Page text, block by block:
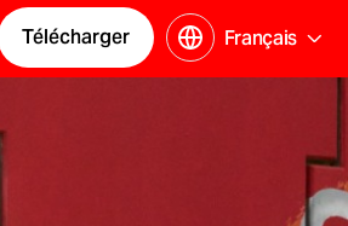
Français
Télécharger